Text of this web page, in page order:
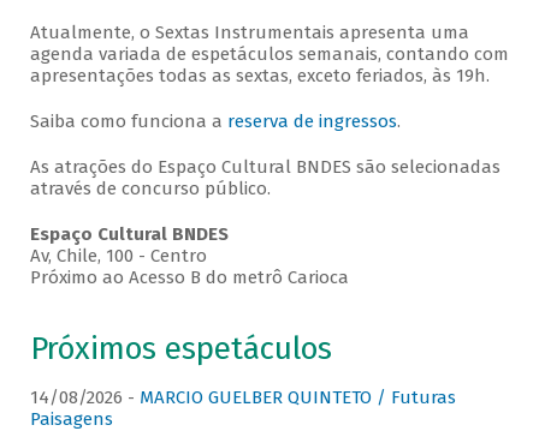
Atualmente, o Sextas Instrumentais apresenta uma
agenda variada de espetáculos semanais, contando com
apresentações todas as sextas, exceto feriados, às 19h.
Saiba como funciona a reserva de ingressos.
As atrações do Espaço Cultural BNDES são selecionadas
através de concurso público.
Espaço Cultural BNDES
Av, Chile, 100 - Centro
Próximo ao Acesso B do metrô Carioca
Próximos espetáculos
14/08/2026 - MARCIO GUELBER QUINTETO / Futuras
Paisagens